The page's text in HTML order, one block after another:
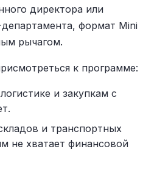
директора или
формат Mini
рычагом.
к программе:
и закупкам с
и транспортных
не хватает финансовой